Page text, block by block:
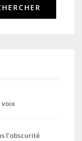
voix
l’obscurité